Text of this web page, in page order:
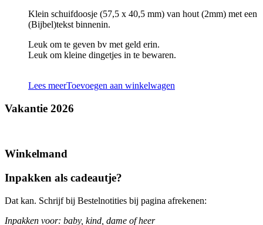
Klein schuifdoosje (57,5 x 40,5 mm) van hout (2mm) met een
(Bijbel)tekst binnenin.
Leuk om te geven bv met geld erin.
Leuk om kleine dingetjes in te bewaren.
Lees meerToevoegen aan winkelwagen
Vakantie 2026
Winkelmand
Inpakken als cadeautje?
Dat kan. Schrijf bij Bestelnotities bij pagina afrekenen:
Inpakken voor: baby, kind, dame of heer